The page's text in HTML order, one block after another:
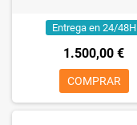
Entrega en 24/48H
1.500,00 €
COMPRAR